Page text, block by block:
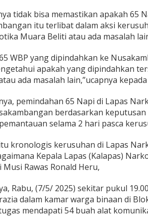
tidak bisa memastikan apakah 65
itu terlibat dalam aksi
Muara Beliti atau ada masalah
WBP yang dipindahkan ke
apakah yang dipindahkan
ada masalah lain,”ucapnya
pemindahan 65 Napi di Lapas
berdasarkan
selama 2 hari pasca
kronologis kerusuhan di Lapas
Kepala Lapas (Kalapas)
Rawas Ronald Heru,
Rabu, (7/5/ 2025) sekitar pukul
dalam kamar warga binaan di
mendapati 54 buah alat